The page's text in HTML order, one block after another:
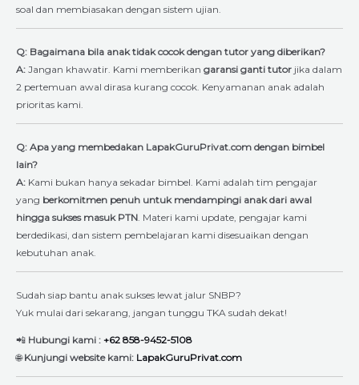
soal dan membiasakan dengan sistem ujian.
Q: Bagaimana bila anak tidak cocok dengan tutor yang diberikan?
A: Jangan khawatir. Kami memberikan garansi ganti tutor jika dalam
2 pertemuan awal dirasa kurang cocok. Kenyamanan anak adalah
prioritas kami.
Q: Apa yang membedakan LapakGuruPrivat.com dengan bimbel
lain?
A: Kami bukan hanya sekadar bimbel. Kami adalah tim pengajar
yang berkomitmen penuh untuk mendampingi anak dari awal
hingga sukses masuk PTN . Materi kami update, pengajar kami
berdedikasi, dan sistem pembelajaran kami disesuaikan dengan
kebutuhan anak.
Sudah siap bantu anak sukses lewat jalur SNBP?
Yuk mulai dari sekarang, jangan tunggu TKA sudah dekat!
📲 Hubungi kami : +62 858-9452-5108
🌐Kunjungi website kami: LapakGuruPrivat.com